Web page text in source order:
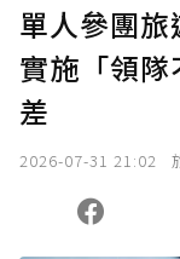
您當前剩餘
單人參團
實施「領
差
2026-07-31 21:02